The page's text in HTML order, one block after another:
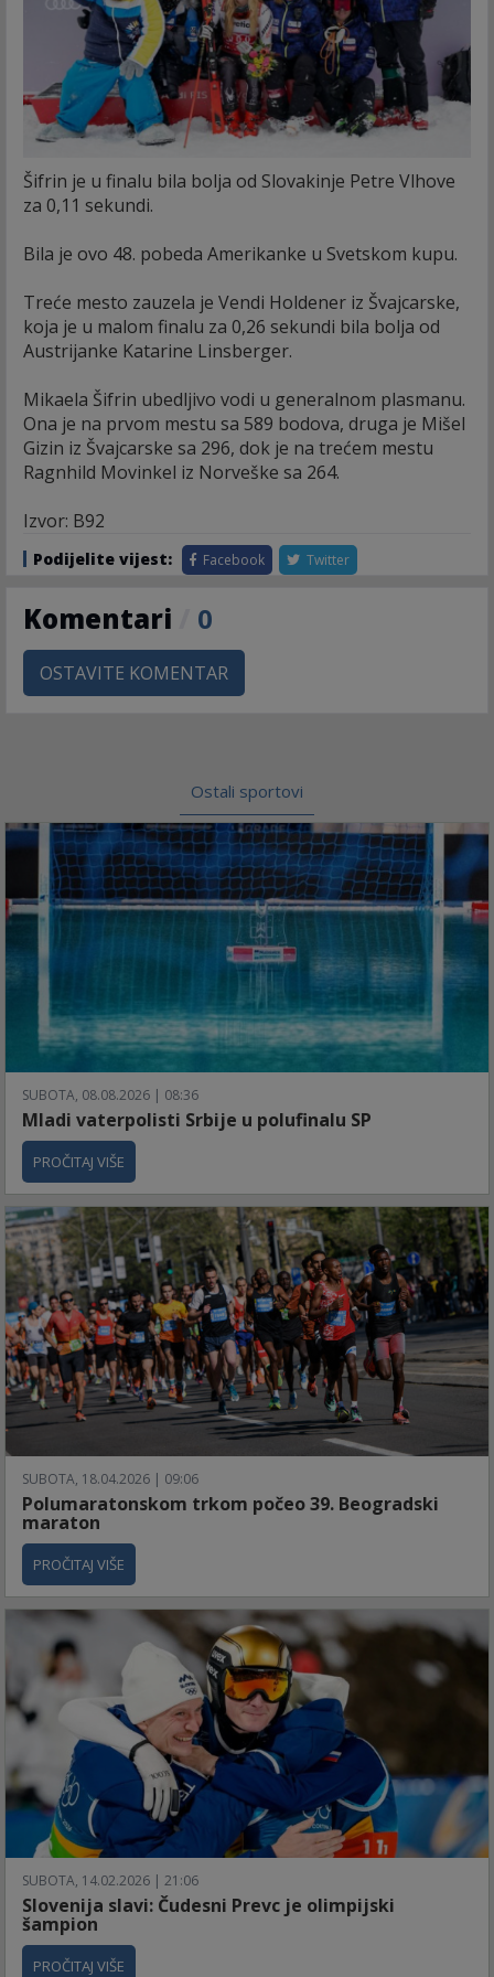
Šifrin je u finalu bila bolja od Slovakinje Petre Vlhove
za 0,11 sekundi.
Bila je ovo 48. pobeda Amerikanke u Svetskom kupu.
Treće mesto zauzela je Vendi Holdener iz Švajcarske,
koja je u malom finalu za 0,26 sekundi bila bolja od
Austrijanke Katarine Linsberger.
Mikaela Šifrin ubedljivo vodi u generalnom plasmanu.
Ona je na prvom mestu sa 589 bodova, druga je Mišel
Gizin iz Švajcarske sa 296, dok je na trećem mestu
Ragnhild Movinkel iz Norveške sa 264.
Izvor: B92
Podijelite vijest: Facebook Twitter
Komentari 0
OSTAVITE KOMENTAR
Ostali sportovi
SUBOTA, 08.08.2026 | 08:36
Mladi vaterpolisti Srbije u polufinalu SP
PROČITAJ VIŠE
SUBOTA, 18.04.2026 | 09:06
Polumaratonskom trkom počeo 39. Beogradski
maraton
PROČITAJ VIŠE
SUBOTA, 14.02.2026 | 21:06
Slovenija slavi: Čudesni Prevc je olimpijski
šampion
PROČITAJ VIŠE